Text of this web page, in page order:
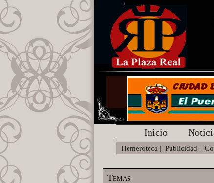
Inicio
Hemeroteca | Publicidad |
Temas